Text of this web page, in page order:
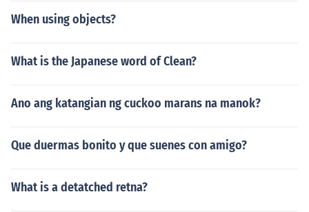
When using objects?
What is the Japanese word of Clean?
Ano ang katangian ng cuckoo marans na manok?
Que duermas bonito y que suenes con amigo?
What is a detatched retna?